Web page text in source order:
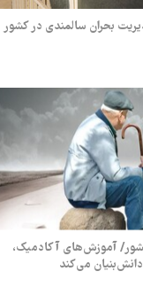
کشور/ آموزش‌های آکادمیک،
می‌کند